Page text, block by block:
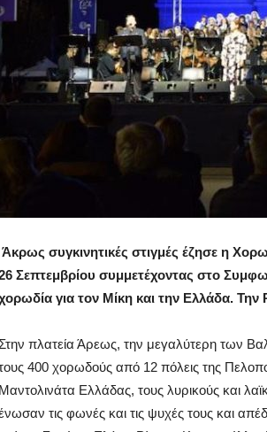
Άκρως συγκινητικές στιγμές έζησε η
Σεπτεμβρίου συμμετέχοντας στο
για τον Μίκη και την Ελλάδα.
Στην πλατεία Άρεως, την μεγαλύτερη των
400 χορωδούς από 12 πόλεις της
Μαντολινάτα Ελλάδας, τους λυρικούς και
τις φωνές και τις ψυχές τους και